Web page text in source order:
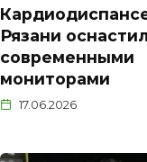
Рязани
современными
мониторами
17.06.2026